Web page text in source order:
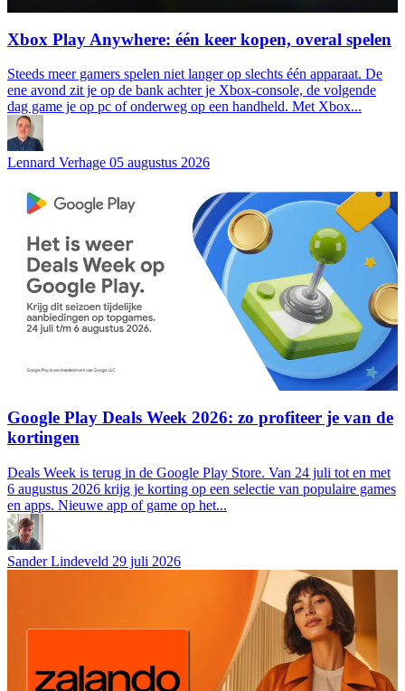
Xbox Play Anywhere: één keer kopen, overal spelen
Steeds meer gamers spelen niet langer op slechts één apparaat. De
ene avond zit je op de bank achter je Xbox-console, de volgende
dag game je op pc of onderweg op een handheld. Met Xbox...
Lennard Verhage 05 augustus 2026
Google Play Deals Week 2026: zo profiteer je van de
kortingen
Deals Week is terug in de Google Play Store. Van 24 juli tot en met
6 augustus 2026 krijg je korting op een selectie van populaire games
en apps. Nieuwe app of game op het...
Sander Lindeveld 29 juli 2026